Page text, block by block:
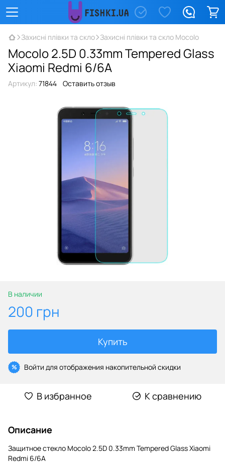
Захисні плівки та скло Захисні плівки та скло Mocolo
Mocolo 2.5D 0.33mm Tempered Glass
Xiaomi Redmi 6/6A
Артикул: 71844 Оставить отзыв
В наличии
200 грн
Купить
% Войти для отображения накопительной скидки
В избранное К сравнению
Описание
Защитное стекло Mocolo 2.5D 0.33mm Tempered Glass Xiaomi
Redmi 6/6A